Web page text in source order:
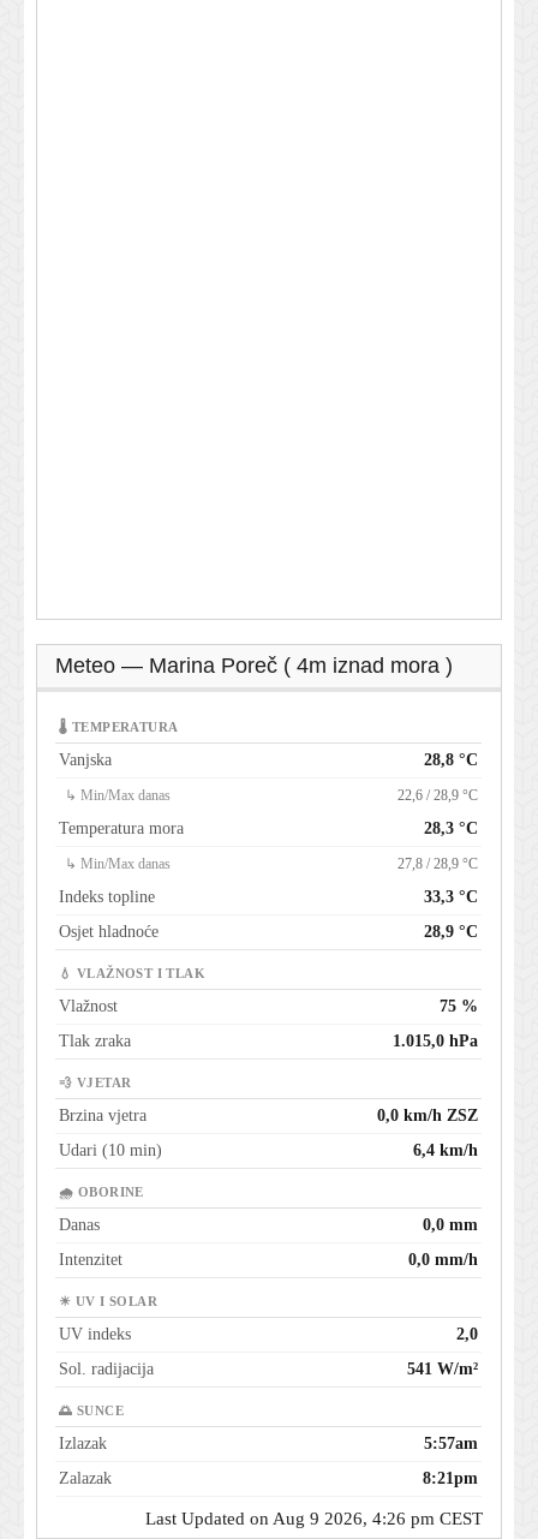
Meteo — Marina Poreč ( 4m iznad mora )
🌡 TEMPERATURA
Vanjska 28,8 °C
↳ Min/Max danas 22,6 / 28,9 °C
Temperatura mora 28,3 °C
↳ Min/Max danas 27,8 / 28,9 °C
Indeks topline
33,3 °C
Osjet hladnoće
28,9 °C
💧 VLAŽNOST I TLAK
Vlažnost
75 %
Tlak zraka
1.015,0 hPa
💨 VJETAR
Brzina vjetra
0,0 km/h ZSZ
Udari (10 min)
6,4 km/h
🌧 OBORINE
Danas
0,0 mm
Intenzitet
0,0 mm/h
☀ UV I SOLAR
UV indeks
2,0
Sol. radijacija
541 W/m²
🌅 SUNCE
Izlazak
5:57am
Zalazak
8:21pm
Last Updated on Aug 9 2026, 4:26 pm CEST